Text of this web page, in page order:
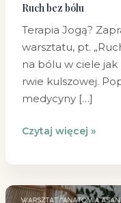
Ruch bez bólu
Terapia Jogą?
warsztatu, pt.
na bólu w ciele jak
rwie kulszowej.
medycyny […]
Czytaj więcej »
Warsztat